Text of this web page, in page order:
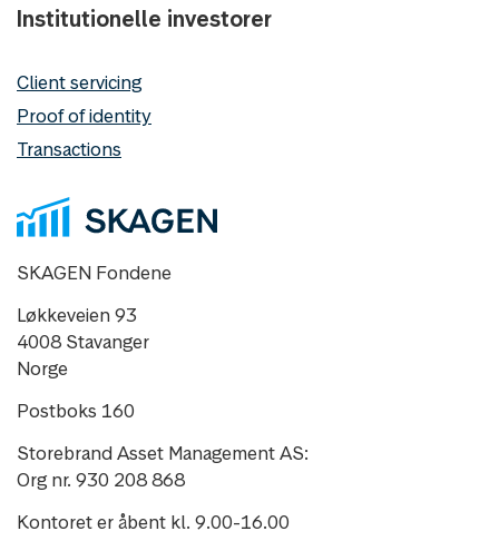
Institutionelle investorer
Client servicing
Proof of identity
Transactions
SKAGEN Fondene
Løkkeveien 93
4008 Stavanger
Norge
Postboks 160
Storebrand Asset Management AS:
Org nr. 930 208 868
Kontoret er åbent kl. 9.00-16.00